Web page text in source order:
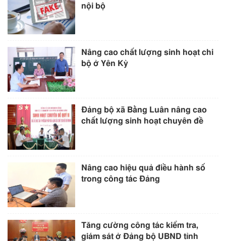
nội bộ
Nâng cao chất lượng sinh hoạt chi
bộ ở Yên Kỳ
Đảng bộ xã Bằng Luân nâng cao
chất lượng sinh hoạt chuyên đề
Nâng cao hiệu quả điều hành số
trong công tác Đảng
Tăng cường công tác kiểm tra,
giám sát ở Đảng bộ UBND tỉnh